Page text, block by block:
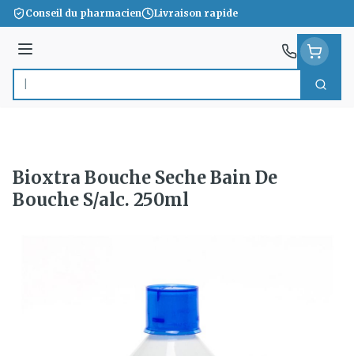
Aller au contenu
Conseil du pharmacien Livraison rapide
Menu
Rechercher
Bioxtra Bouche Seche Bain De
Bouche S/alc. 250ml